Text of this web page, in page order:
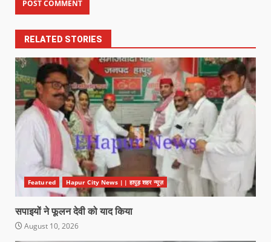
RELATED STORIES
Featured Hapur City News || हापुड़ शहर न्यूज़
सपाइयों ने फूलन देवी को याद किया
August 10, 2026